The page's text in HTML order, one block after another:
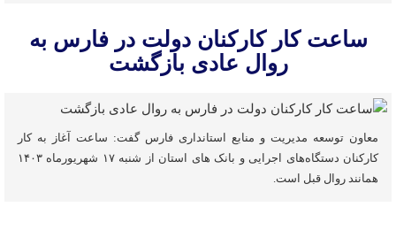
ساعت کار کارکنان دولت در فارس به
روال عادی بازگشت
معاون توسعه مدیریت و منابع استانداری فارس گفت: ساعت آغاز به کار
کارکنان دستگاه‌های اجرایی و بانک های استان از شنبه ۱۷ شهریورماه ۱۴۰۳
همانند روال قبل است.